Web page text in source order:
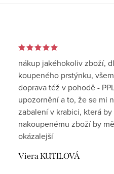
nákup jakéhokoliv zboží,
koupeného prstýnku,
doprava též v pohodě -
upozornění a to, že se mi
zabalení v krabici, která
nakoupenému zboží by
okázalejší
Viera KUTILOVÁ